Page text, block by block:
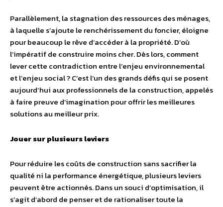
Parallèlement, la stagnation des ressources des ménages,
à laquelle s’ajoute le renchérissement du foncier, éloigne
pour beaucoup le rêve d’accéder à la propriété. D’où
l’impératif de construire moins cher. Dès lors, comment
lever cette contradiction entre l’enjeu environnemental
et l’enjeu social ? C’est l’un des grands défis qui se posent
aujourd’hui aux professionnels de la construction, appelés
à faire preuve d’imagination pour offrir les meilleures
solutions au meilleur prix.
Jouer sur plusieurs leviers
Pour réduire les coûts de construction sans sacrifier la
qualité ni la performance énergétique, plusieurs leviers
peuvent être actionnés. Dans un souci d’optimisation, il
s’agit d’abord de penser et de rationaliser toute la